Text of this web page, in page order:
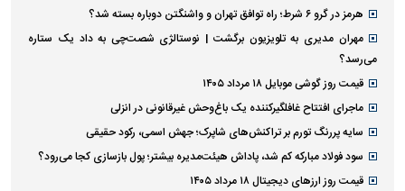
هرمز در گرو ۶ شرط؛ راه توافق تهران و واشنگتن دوباره بسته شد؟
مهران مدیری به تلویزیون برگشت | نوستالژی شصت‌چی به داد یک ستاره
می‌رسد؟
قیمت روز گوشی موبایل ۱۸ مرداد ۱۴۰۵
ماجرای افتتاح غافلگیرکننده یک باغ‌وحش غیرقانونی در انزلی
سایه پررنگ تورم بر تراکنش‌های شاپرک؛ جهش اسمی، رکود حقیقی
سود فولاد مبارکه کم شد، پاداش هیئت‌مدیره بیشتر؛ پول بازسازی کجا می‌رود؟
قیمت روز ارز‌های دیجیتال ۱۸ مرداد ۱۴۰۵